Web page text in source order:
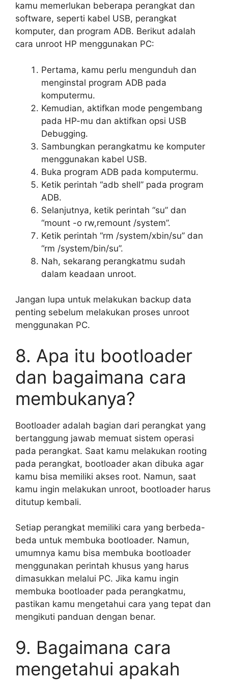
kamu memerlukan beberapa perangkat dan
software, seperti kabel USB, perangkat
komputer, dan program ADB. Berikut adalah
cara unroot HP menggunakan PC:
Pertama, kamu perlu mengunduh dan
menginstal program ADB pada
komputermu.
Kemudian, aktifkan mode pengembang
pada HP-mu dan aktifkan opsi USB
Debugging.
Sambungkan perangkatmu ke komputer
menggunakan kabel USB.
Buka program ADB pada komputermu.
Ketik perintah “adb shell” pada program
ADB.
Selanjutnya, ketik perintah “su” dan
“mount -o rw,remount /system”.
Ketik perintah “rm /system/xbin/su” dan
“rm /system/bin/su”.
Nah, sekarang perangkatmu sudah
dalam keadaan unroot.
Jangan lupa untuk melakukan backup data
penting sebelum melakukan proses unroot
menggunakan PC.
8. Apa itu bootloader
dan bagaimana cara
membukanya?
Bootloader adalah bagian dari perangkat yang
bertanggung jawab memuat sistem operasi
pada perangkat. Saat kamu melakukan rooting
pada perangkat, bootloader akan dibuka agar
kamu bisa memiliki akses root. Namun, saat
kamu ingin melakukan unroot, bootloader harus
ditutup kembali.
Setiap perangkat memiliki cara yang berbeda-
beda untuk membuka bootloader. Namun,
umumnya kamu bisa membuka bootloader
menggunakan perintah khusus yang harus
dimasukkan melalui PC. Jika kamu ingin
membuka bootloader pada perangkatmu,
pastikan kamu mengetahui cara yang tepat dan
mengikuti panduan dengan benar.
9. Bagaimana cara
mengetahui apakah